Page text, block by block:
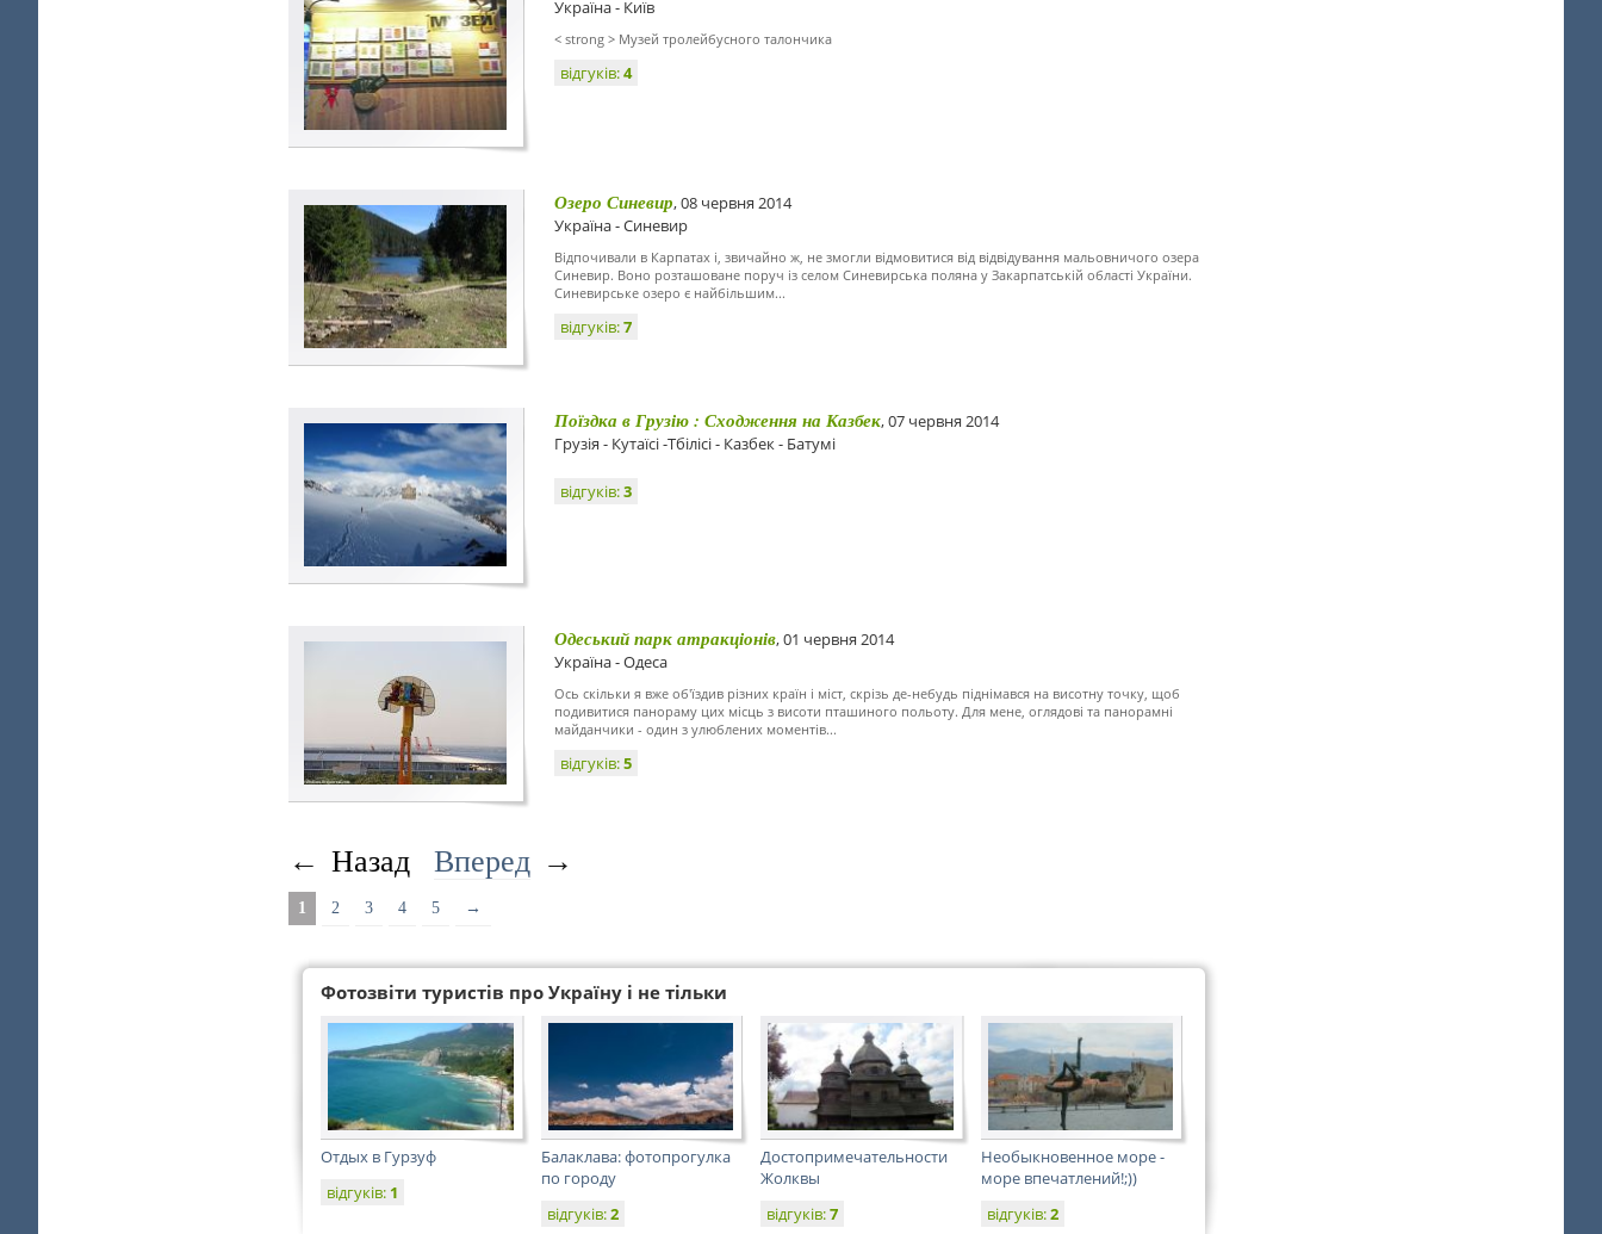
Україна - Київ
< strong > Музей тролейбусного талончика
відгуків:4
Озеро Синевир, 08 червня 2014
Україна - Синевир
Відпочивали в Карпатах і, звичайно ж, не змогли відмовитися від відвідування мальовничого озера
Синевир. Воно розташоване поруч із селом Синевирська поляна у Закарпатській області України.
Синевирське озеро є найбільшим...
відгуків:7
Поїздка в Грузію : Сходження на Казбек, 07 червня 2014
Грузія - Кутаїсі -Тбілісі - Казбек - Батумі
відгуків:3
Одеський парк атракціонів, 01 червня 2014
Україна - Одеса
Ось скільки я вже об'їздив різних країн і міст, скрізь де-небудь піднімався на висотну точку, щоб
подивитися панораму цих місць з висоти пташиного польоту. Для мене, оглядові та панорамні
майданчики - один з улюблених моментів...
відгуків:5
← Назад Вперед →
1 2 3 4 5 →
Фотозвіти туристів про Україну і не тільки
Отдых в Гурзуф
відгуків: 1
Балаклава: фотопрогулка
по городу
відгуків:2
Достопримечательности
Жолквы
відгуків:7
Необыкновенное море -
море впечатлений!;))
відгуків:2